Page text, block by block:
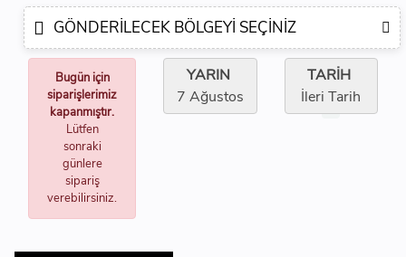
GÖNDERILECEK BÖLGEYI SEÇINIZ
Bugün için
siparişlerimiz
kapanmıştır.
Lütfen
sonraki
günlere
sipariş
verebilirsiniz.
YARIN
7 Ağustos
TARİH
İleri Tarih